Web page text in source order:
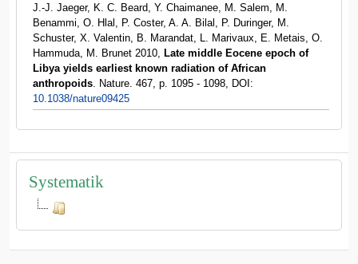
J.-J. Jaeger, K. C. Beard, Y. Chaimanee, M. Salem, M.
Benammi, O. Hlal, P. Coster, A. A. Bilal, P. Duringer, M.
Schuster, X. Valentin, B. Marandat, L. Marivaux, E. Metais, O.
Hammuda, M. Brunet 2010, Late middle Eocene epoch of
Libya yields earliest known radiation of African
anthropoids. Nature. 467, p. 1095 - 1098, DOI:
10.1038/nature09425
Systematik